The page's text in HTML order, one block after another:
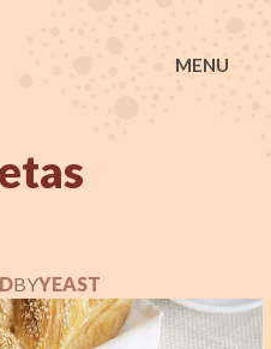
MENU
BYYEAST